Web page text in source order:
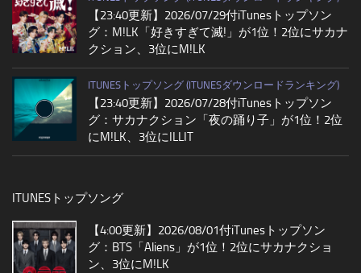
【23:40更新】2026/07/29付iTunesトップソン
グ：M!LK「好きすぎて滅!」が1位！2位にサカナ
クション、3位にM!LK
ITUNESトップソング (ITUNESダウンロードランキング)
【23:40更新】2026/07/28付iTunesトップソン
グ：サカナクション「夜の踊り子」が1位！2位
にM!LK、3位にILLIT
ITUNESトップソング
【4:00更新】2026/08/01付iTunesトップソン
グ：BTS「Aliens」が1位！2位にサカナクショ
ン、3位にM!LK